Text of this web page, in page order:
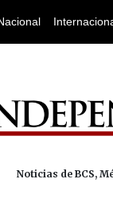
Noticias de BCS,